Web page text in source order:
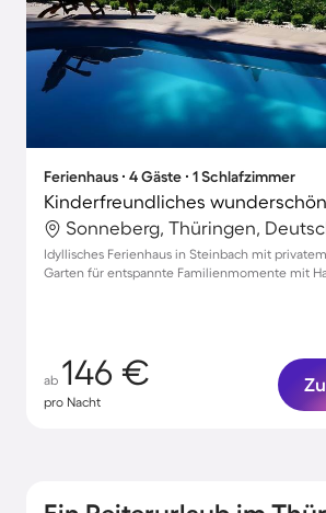
Ferienhaus ∙ 4 Gäste ∙ 1 Schlafzimmer
Sonneberg, Thüringen,
Idyllisches Ferienhaus in Steinbach mit
Garten für entspannte Familienmomente mit
ab 146 €
pro Nacht